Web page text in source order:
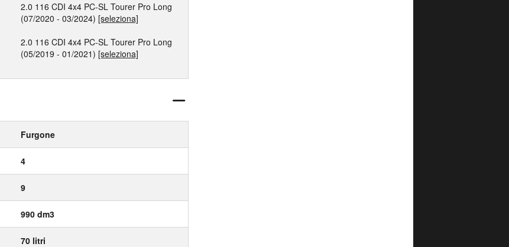
2.0 116 CDI 4x4 PC-SL Tourer Pro Long
(07/2020 - 03/2024) [seleziona]
2.0 116 CDI 4x4 PC-SL Tourer Pro Long
(05/2019 - 01/2021) [seleziona]
Furgone
4
9
990 dm3
70 litri